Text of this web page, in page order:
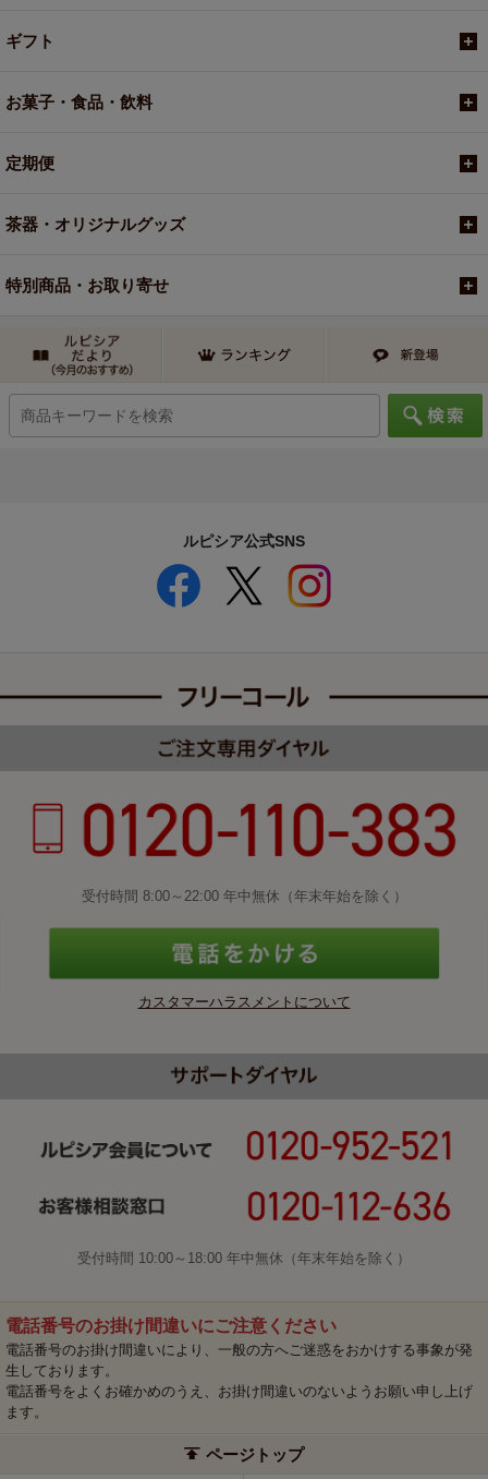
ギフト
お菓子・食品・飲料
定期便
茶器・オリジナルグッズ
特別商品・お取り寄せ
ルピシア公式SNS
受付時間 8:00～22:00 年中無休（年末年始を除く）
カスタマーハラスメントについて
受付時間 10:00～18:00 年中無休（年末年始を除く）
電話番号のお掛け間違いにご注意ください
電話番号のお掛け間違いにより、一般の方へご迷惑をおかけする事象が発
生しております。
電話番号をよくお確かめのうえ、お掛け間違いのないようお願い申し上げ
ます。
ページトップ